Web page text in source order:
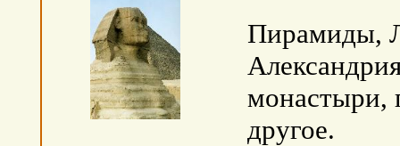
Пирамиды,
монастыри,
другое.